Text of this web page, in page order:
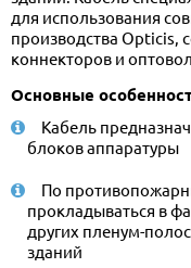
для использования
производства Opticis,
коннекторов и
Основные
Кабель
блоков аппаратуры
По
прокладываться в
других пленум-
зданий